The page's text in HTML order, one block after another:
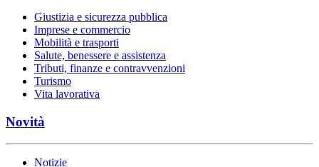
Giustizia e sicurezza pubblica
Imprese e commercio
Mobilità e trasporti
Salute, benessere e assistenza
Tributi, finanze e contravvenzioni
Turismo
Vita lavorativa
Novità
Notizie